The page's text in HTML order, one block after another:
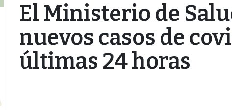
El Ministerio de
nuevos casos de
últimas 24 horas